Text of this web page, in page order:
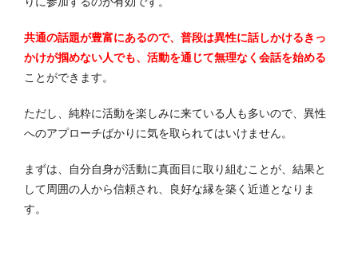
共通の話題が豊富にあるので、普段は異性に話しかけるきっ
かけが掴めない人でも、活動を通じて無理なく会話を始める
ことができます。
ただし、純粋に活動を楽しみに来ている人も多いので、異性
へのアプローチばかりに気を取られてはいけません。
まずは、自分自身が活動に真面目に取り組むことが、結果と
して周囲の人から信頼され、良好な縁を築く近道となりま
す。